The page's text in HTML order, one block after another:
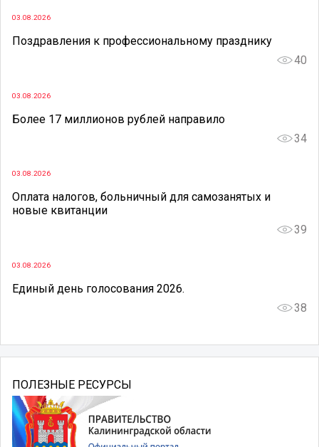
03.08.2026
Поздравления к профессиональному празднику
40
03.08.2026
Более 17 миллионов рублей направило
34
03.08.2026
Оплата налогов, больничный для самозанятых и
новые квитанции
39
03.08.2026
Единый день голосования 2026.
38
ПОЛЕЗНЫЕ РЕСУРСЫ